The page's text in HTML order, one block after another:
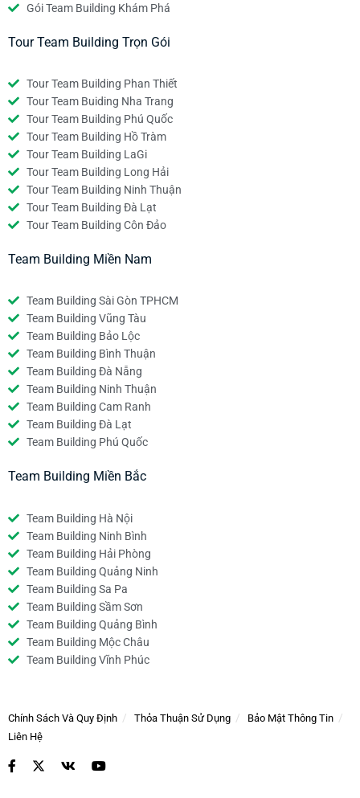
Gói Team Building Khám Phá
Tour Team Building Trọn Gói
Tour Team Building Phan Thiết
Tour Team Buiding Nha Trang
Tour Team Building Phú Quốc
Tour Team Building Hồ Tràm
Tour Team Building LaGi
Tour Team Building Long Hải
Tour Team Building Ninh Thuận
Tour Team Building Đà Lạt
Tour Team Building Côn Đảo
Team Building Miền Nam
Team Building Sài Gòn TPHCM
Team Building Vũng Tàu
Team Building Bảo Lộc
Team Building Bình Thuận
Team Building Đà Nẵng
Team Building Ninh Thuận
Team Building Cam Ranh
Team Building Đà Lạt
Team Building Phú Quốc
Team Building Miền Bắc
Team Building Hà Nội
Team Building Ninh Bình
Team Building Hải Phòng
Team Building Quảng Ninh
Team Building Sa Pa
Team Building Sầm Sơn
Team Building Quảng Bình
Team Building Mộc Châu
Team Building Vĩnh Phúc
Chính Sách Và Quy Định Thỏa Thuận Sử Dụng
Bảo Mật Thông Tin
Liên Hệ